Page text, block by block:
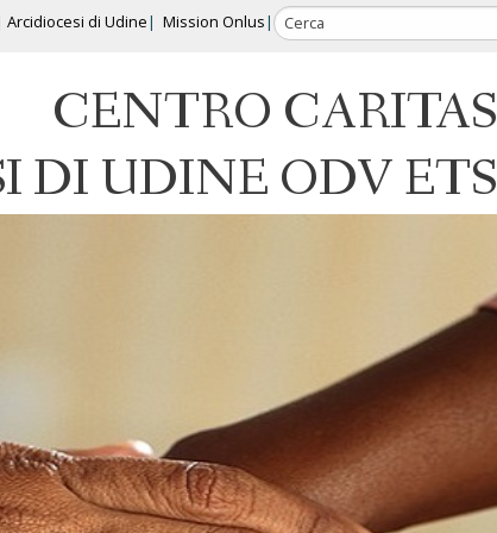
Arcidiocesi di Udine Mission Onlus
CENTRO CARITAS
DI UDINE ODV ETS